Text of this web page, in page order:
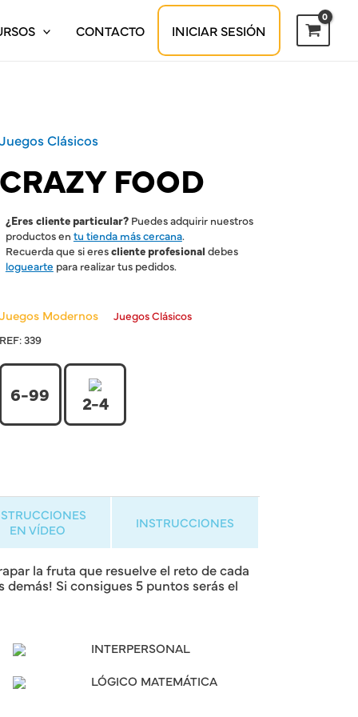
CONTACTO INICIAR SESIÓN
Clásicos
FOOD
¿Eres cliente particular?Puedes adquirir nuestros
productos en tu tienda más cercana.
Recuerda que si erescliente profesional debes
loguearte para realizar tus pedidos.
Modernos
Juegos Clásicos
339
6-99 2-4
EN VÍDEO
INSTRUCCIONES
la fruta que resuelve el reto de cada
demás! Si consigues 5 puntos serás el
INTERPERSONAL
LÓGICO MATEMÁTICA